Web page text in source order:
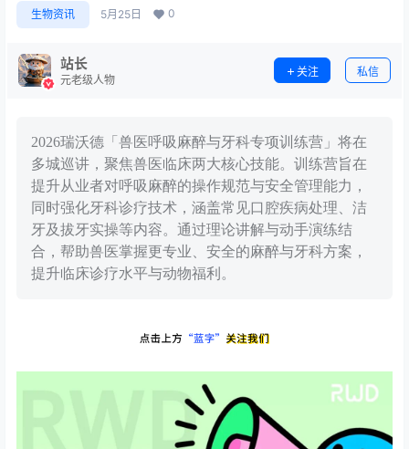
生物资讯 5月25日 0
站长
元老级人物
关注 私信
2026瑞沃德「兽医呼吸麻醉与牙科专项训练营」将在
多城巡讲，聚焦兽医临床两大核心技能。训练营旨在
提升从业者对呼吸麻醉的操作规范与安全管理能力，
同时强化牙科诊疗技术，涵盖常见口腔疾病处理、洁
牙及拔牙实操等内容。通过理论讲解与动手演练结
合，帮助兽医掌握更专业、安全的麻醉与牙科方案，
提升临床诊疗水平与动物福利。